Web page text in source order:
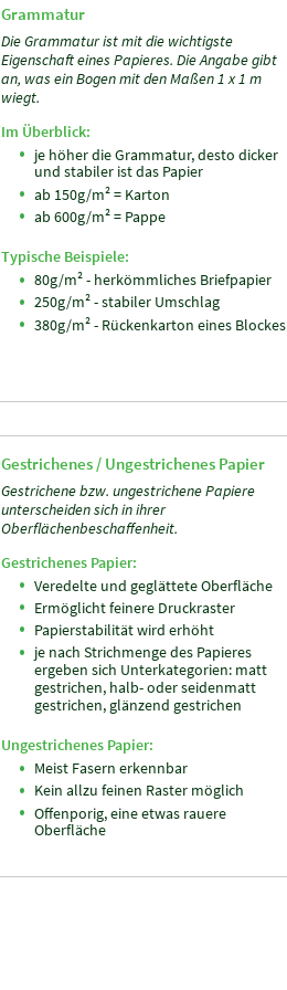
Grammatur
Die Grammatur ist mit die wichtigste
Eigenschaft eines Papieres. Die Angabe gibt
an, was ein Bogen mit den Maßen 1 x 1 m
wiegt.
Im Überblick:
je höher die Grammatur, desto dicker
und stabiler ist das Papier
ab 150g/m² = Karton
ab 600g/m² = Pappe
Typische Beispiele:
80g/m² - herkömmliches Briefpapier
250g/m² - stabiler Umschlag
380g/m² - Rückenkarton eines Blockes
Gestrichenes / Ungestrichenes Papier
Gestrichene bzw. ungestrichene Papiere
unterscheiden sich in ihrer
Oberflächenbeschaffenheit.
Gestrichenes Papier:
Veredelte und geglättete Oberfläche
Ermöglicht feinere Druckraster
Papierstabilität wird erhöht
je nach Strichmenge des Papieres
ergeben sich Unterkategorien: matt
gestrichen, halb- oder seidenmatt
gestrichen, glänzend gestrichen
Ungestrichenes Papier:
Meist Fasern erkennbar
Kein allzu feinen Raster möglich
Offenporig, eine etwas rauere
Oberfläche